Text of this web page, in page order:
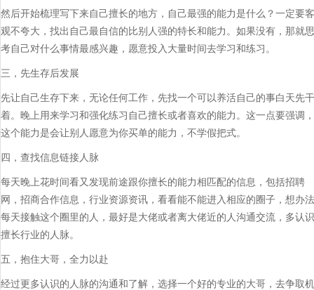
然后开始梳理写下来自己擅长的地方，自己最强的能力是什么？一定要客
观不夸大，找出自己最自信的比别人强的特长和能力。如果没有，那就思
考自己对什么事情最感兴趣，愿意投入大量时间去学习和练习。
三，先生存后发展
先让自己生存下来，无论任何工作，先找一个可以养活自己的事白天先干
着。晚上用来学习和强化练习自己擅长或者喜欢的能力。这一点要强调，
这个能力是会让别人愿意为你买单的能力，不学假把式。
四，查找信息链接人脉
每天晚上花时间看又发现前途跟你擅长的能力相匹配的信息，包括招聘
网，招商合作信息，行业资源资讯，看看能不能进入相应的圈子，想办法
每天接触这个圈里的人，最好是大佬或者离大佬近的人沟通交流，多认识
擅长行业的人脉。
五，抱住大哥，全力以赴
经过更多认识的人脉的沟通和了解，选择一个好的专业的大哥，去争取机